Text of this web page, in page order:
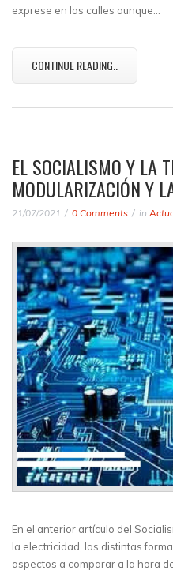
exprese en las calles aunque…
CONTINUE READING..
EL SOCIALISMO Y LA
MODULARIZACIÓN Y
21/07/2021 0 Comments in
En el anterior artículo del
la electricidad, las distintas
aspectos a comparar a la hora